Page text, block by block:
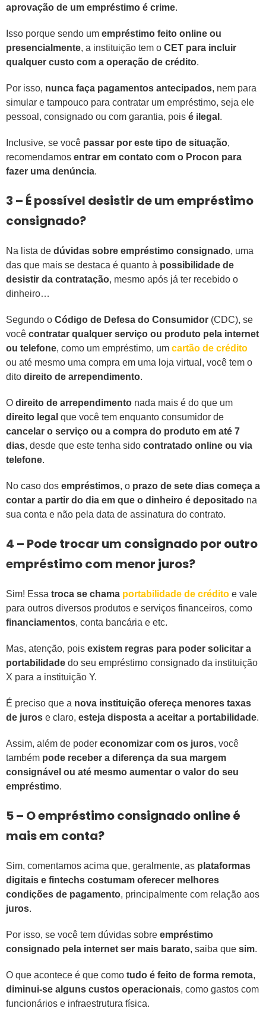
aprovação de um empréstimo é crime.
Isso porque sendo um empréstimo feito online ou
presencialmente, a instituição tem o CET para incluir
qualquer custo com a operação de crédito.
Por isso, nunca faça pagamentos antecipados, nem para
simular e tampouco para contratar um empréstimo, seja ele
pessoal, consignado ou com garantia, pois é ilegal .
Inclusive, se você passar por este tipo de situação,
recomendamos entrar em contato com o Procon para
fazer uma denúncia.
3 – É possível desistir de um empréstimo
consignado?
Na lista de dúvidas sobre empréstimo consignado, uma
das que mais se destaca é quanto à possibilidade de
desistir da contratação, mesmo após já ter recebido o
dinheiro…
Segundo o Código de Defesa do Consumidor (CDC), se
você contratar qualquer serviço ou produto pela internet
ou telefone, como um empréstimo, um cartão de crédito
ou até mesmo uma compra em uma loja virtual, você tem o
dito direito de arrependimento.
O direito de arrependimento nada mais é do que um
direito legal que você tem enquanto consumidor de
cancelar o serviço ou a compra do produto em até 7
dias, desde que este tenha sido contratado online ou via
telefone.
No caso dos empréstimos, o prazo de sete dias começa a
contar a partir do dia em que o dinheiro é depositado na
sua conta e não pela data de assinatura do contrato.
4 – Pode trocar um consignado por outro
empréstimo com menor juros?
Sim! Essa troca se chama portabilidade de crédito e vale
para outros diversos produtos e serviços financeiros, como
financiamentos, conta bancária e etc.
Mas, atenção, pois existem regras para poder solicitar a
portabilidade do seu empréstimo consignado da instituição
X para a instituição Y.
É preciso que a nova instituição ofereça menores taxas
de juros e claro, esteja disposta a aceitar a portabilidade.
Assim, além de poder economizar com os juros, você
também pode receber a diferença da sua margem
consignável ou até mesmo aumentar o valor do seu
empréstimo.
5 – O empréstimo consignado online é
mais em conta?
Sim, comentamos acima que, geralmente, as plataformas
digitais e fintechs costumam oferecer melhores
condições de pagamento, principalmente com relação aos
juros.
Por isso, se você tem dúvidas sobre empréstimo
consignado pela internet ser mais barato, saiba que sim.
O que acontece é que como tudo é feito de forma remota,
diminui-se alguns custos operacionais, como gastos com
funcionários e infraestrutura física.